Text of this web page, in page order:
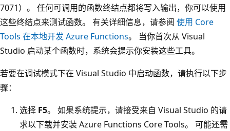
7071）。 任何可调用的函数终结点都将写入输出，你可以使用
这些终结点来测试函数。 有关详细信息，请参阅 使用 Core
Tools 在本地开发 Azure Functions。 当你首次从 Visual
Studio 启动某个函数时，系统会提示你安装这些工具。
若要在调试模式下在 Visual Studio 中启动函数，请执行以下步
骤：
选择 F5。 如果系统提示，请接受来自 Visual Studio 的请
求以下载并安装 Azure Functions Core Tools。 可能还需